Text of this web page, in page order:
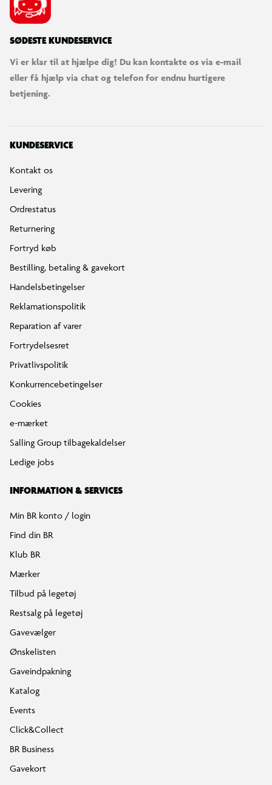
SØDESTE KUNDESERVICE
Vi er klar til at hjælpe dig! Du kan kontakte os via e-mail
eller få hjælp via chat og telefon for endnu hurtigere
betjening.
KUNDESERVICE
Kontakt os
Levering
Ordrestatus
Returnering
Fortryd køb
Bestilling, betaling & gavekort
Handelsbetingelser
Reklamationspolitik
Reparation af varer
Fortrydelsesret
Privatlivspolitik
Konkurrencebetingelser
Cookies
e-mærket
Salling Group tilbagekaldelser
Ledige jobs
INFORMATION & SERVICES
Min BR konto / login
Find din BR
Klub BR
Mærker
Tilbud på legetøj
Restsalg på legetøj
Gavevælger
Ønskelisten
Gaveindpakning
Katalog
Events
Click&Collect
BR Business
Gavekort